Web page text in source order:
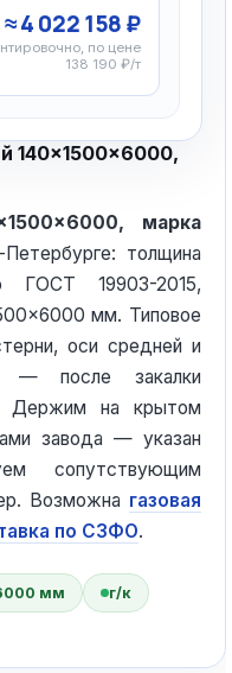
≈ 4 022 158 ₽
по цене
138 190 ₽/т
140×1500×6000,
марка
толщина
19903-2015,
мм. Типовое
оси средней и
— после закалки
Держим на крытом
завода — указан
сопутствующим
Возможна газовая
по СЗФО.
мм г/к